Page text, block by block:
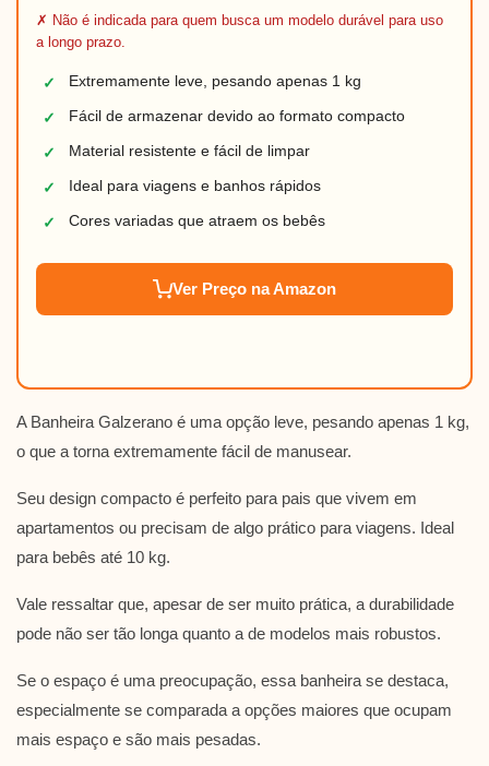
✗ Não é indicada para quem busca um modelo durável para uso
a longo prazo.
✓ Extremamente leve, pesando apenas 1 kg
✓ Fácil de armazenar devido ao formato compacto
✓ Material resistente e fácil de limpar
✓ Ideal para viagens e banhos rápidos
✓ Cores variadas que atraem os bebês
Ver Preço na Amazon
A Banheira Galzerano é uma opção leve, pesando apenas 1 kg,
o que a torna extremamente fácil de manusear.
Seu design compacto é perfeito para pais que vivem em
apartamentos ou precisam de algo prático para viagens. Ideal
para bebês até 10 kg.
Vale ressaltar que, apesar de ser muito prática, a durabilidade
pode não ser tão longa quanto a de modelos mais robustos.
Se o espaço é uma preocupação, essa banheira se destaca,
especialmente se comparada a opções maiores que ocupam
mais espaço e são mais pesadas.